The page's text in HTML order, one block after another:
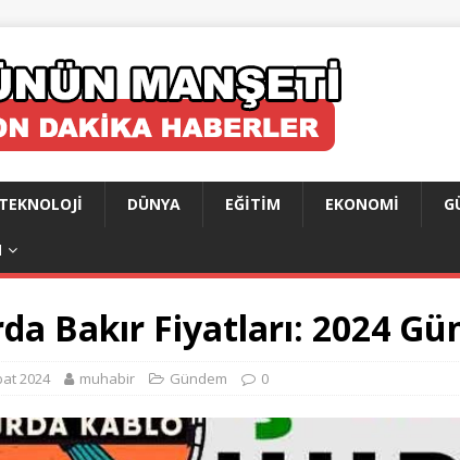
DÜNYA EĞITIM EKONOMI
Bakır Fiyatları: 2024
2024 muhabir Gündem 0